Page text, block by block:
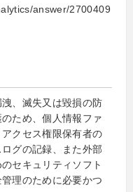
answer/2700409
、滅失又は毀損の防
ため、個人情報ファ
クセス権限保有者の
グの記録、また外部
セキュリティソフト
理のために必要かつ